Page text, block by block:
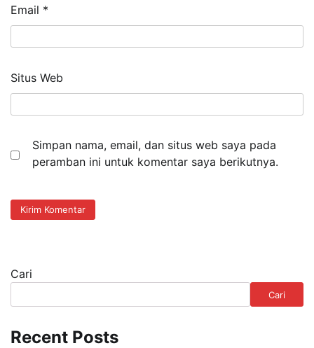
Email *
Situs Web
Simpan nama, email, dan situs web saya pada
peramban ini untuk komentar saya berikutnya.
Cari
Cari
Recent Posts